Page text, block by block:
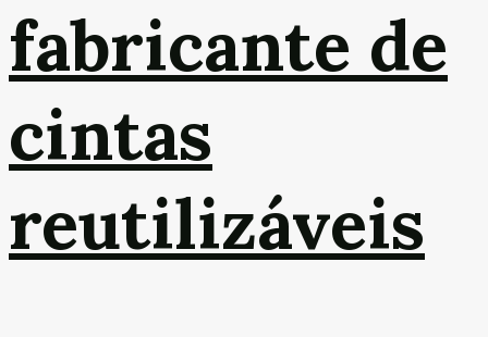
fabricante de
cintas
reutilizáveis